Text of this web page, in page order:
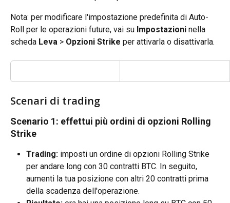
Nota: per modificare l'impostazione predefinita di Auto-
Roll per le operazioni future, vai su Impostazioni nella
scheda Leva > Opzioni Strike per attivarla o disattivarla.
Scenari di trading
Scenario 1: effettui più ordini di opzioni Rolling
Strike
Trading: imposti un ordine di opzioni Rolling Strike
per andare long con 30 contratti BTC. In seguito,
aumenti la tua posizione con altri 20 contratti prima
della scadenza dell'operazione.